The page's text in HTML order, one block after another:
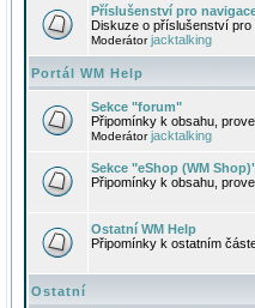
Příslušenství pro
Diskuze o příslušenství
Moderátorjacktalking
Portál WM Help
Sekce "forum"
Připomínky k obsahu,
Moderátorjacktalking
Sekce "eShop (WM
Připomínky k obsahu,
Ostatní WM Help
Připomínky k ostatním
Ostatní